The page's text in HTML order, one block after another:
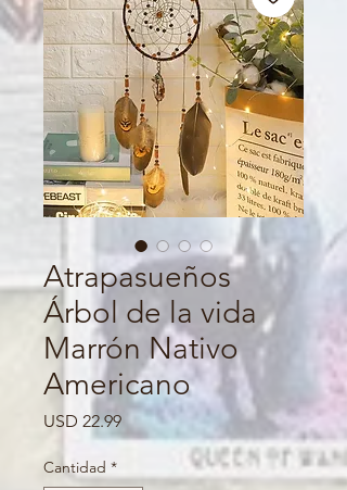
Atrapasueños
Árbol de la vida
Marrón Nativo
Americano
USD 22.99Precio
Cantidad *